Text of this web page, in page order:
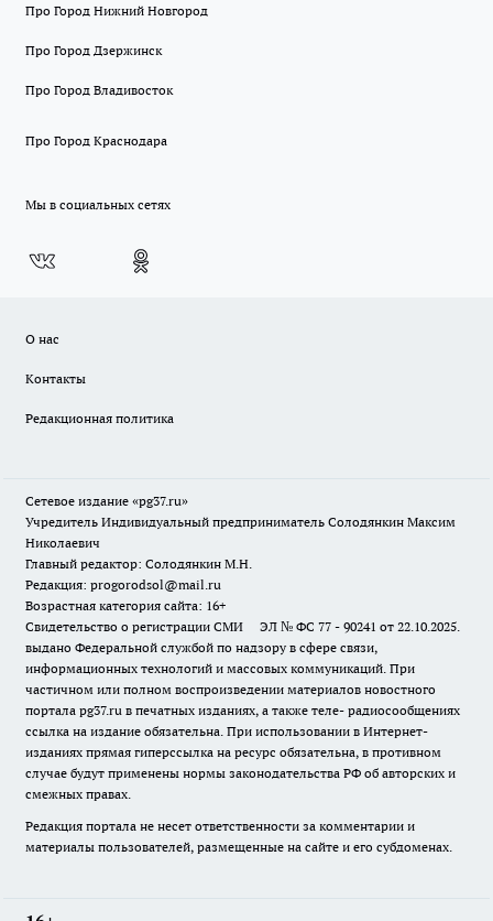
Про Город Нижний Новгород
Про Город Дзержинск
Про Город Владивосток
Про Город Краснодара
Мы в социальных сетях
О нас
Контакты
Редакционная политика
Сетевое издание «pg37.ru»
Учредитель Индивидуальный предприниматель Солодянкин Максим
Николаевич
Главный редактор: Солодянкин М.Н.
Редакция: progorodsol@mail.ru
Возрастная категория сайта: 16+
Свидетельство о регистрации СМИ ЭЛ № ФС 77 - 90241 от 22.10.2025.
выдано Федеральной службой по надзору в сфере связи,
информационных технологий и массовых коммуникаций. При
частичном или полном воспроизведении материалов новостного
портала pg37.ru в печатных изданиях, а также теле- радиосообщениях
ссылка на издание обязательна. При использовании в Интернет-
изданиях прямая гиперссылка на ресурс обязательна, в противном
случае будут применены нормы законодательства РФ об авторских и
смежных правах.
Редакция портала не несет ответственности за комментарии и
материалы пользователей, размещенные на сайте и его субдоменах.